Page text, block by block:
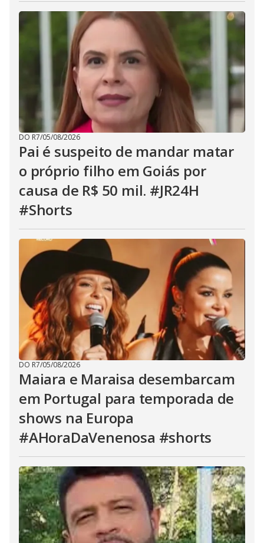
DO R7/05/08/2026
Pai é suspeito de mandar matar
o próprio filho em Goiás por
causa de R$ 50 mil. #JR24H
#Shorts
DO R7/05/08/2026
Maiara e Maraisa desembarcam
em Portugal para temporada de
shows na Europa
#AHoraDaVenenosa #shorts